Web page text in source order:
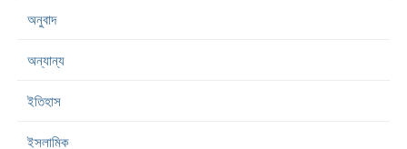
অনুবাদ
অন্যান্য
ইতিহাস
ইসলামিক